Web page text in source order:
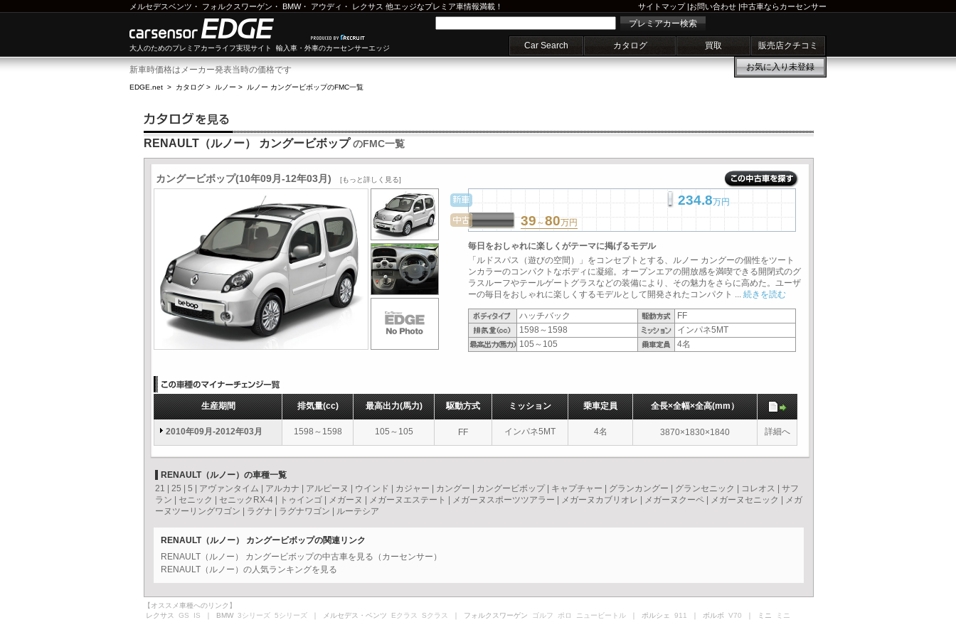
メルセデスベンツ ・ フォルクスワーゲン ・ BMW・ アウディ ・ レクサス 他エッジなプレミア車情報満載！ サイトマップ|お問い合わせ |中古車ならカーセンサー
大人のためのプレミアカーライフ実現サイト 輸入車・外車のカーセンサーエッジ
プレミアカー検索
Car Search カタログ 買取 販売店クチコミ
お気に入り未登録
新車時価格はメーカー発表当時の価格です
EDGE.net > カタログ > ルノー > ルノー カングービボップのFMC一覧
RENAULT（ルノー） カングービボップのFMC一覧
カングービボップ(10年09月-12年03月) [もっと詳しく見る]
234.8万円
39 ～80万円
毎日をおしゃれに楽しくがテーマに掲げるモデル
「ルドスパス（遊びの空間）」をコンセプトとする、ルノー カングーの個性をツート
ンカラーのコンパクトなボディに凝縮。オープンエアの開放感を満喫できる開閉式のグ
ラスルーフやテールゲートグラスなどの装備により、その魅力をさらに高めた。ユーザ
ーの毎日をおしゃれに楽しくするモデルとして開発されたコンパクト ... 続きを読む
ハッチバック
FF
1598～1598
インパネ5MT
105～105
4名
生産期間 排気量(cc) 最高出力(馬力) 駆動方式 ミッション 乗車定員 全長×全幅×全高(mm）
2010年09月-2012年03月 1598～1598 105～105 FF インパネ5MT 4名 3870×1830×1840 詳細へ
RENAULT（ルノー）の車種一覧
21
25 5 アヴァンタイム アルカナ アルピーヌ ウインド カジャー カングー カングービボップ| キャプチャー グランカングー グランセニック コレオス
サフ
ラン
セニック セニックRX-4 トゥインゴ メガーヌ メガーヌエステート メガーヌスポーツツアラー メガーヌカブリオレ メガーヌクーペ メガーヌセニック
メガ
ーヌツーリングワゴン
ラグナ ラグナワゴン ルーテシア
RENAULT（ルノー） カングービボップの関連リンク
RENAULT（ルノー） カングービボップの中古車を見る（カーセンサー）
RENAULT（ルノー）の人気ランキングを見る
【オススメ車種へのリンク】
レクサス GS IS ｜ BMW 3シリーズ 5シリーズ ｜ メルセデス・ベンツ Eクラス Sクラス ｜ フォルクスワーゲン ゴルフ ポロ ニュービートル ｜ ポルシェ 911 ｜ ボルボ V70 ｜ ミニ ミニ